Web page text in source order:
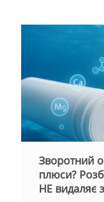
Зворотний
плюси?
НЕ видаляє